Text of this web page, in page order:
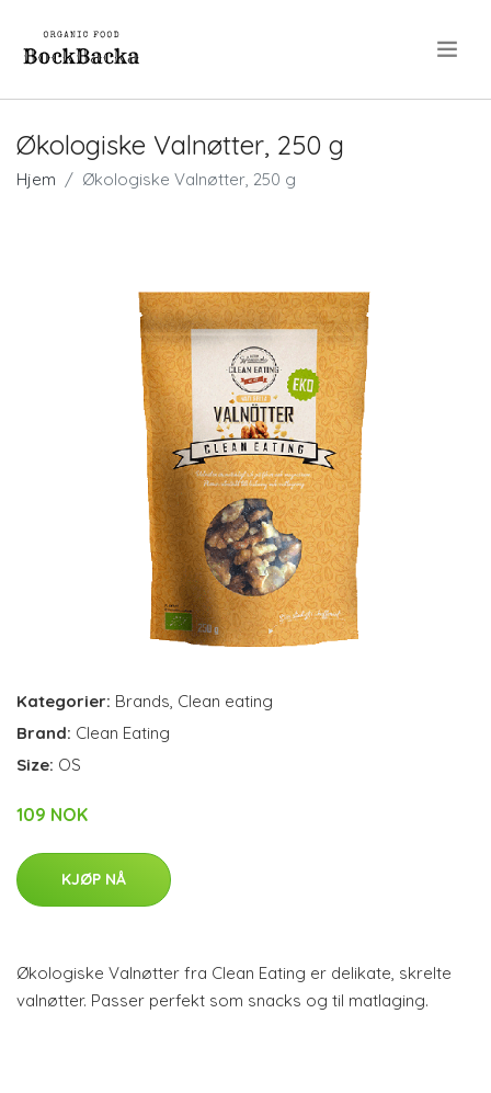
Økologiske Valnøtter, 250 g
Hjem Økologiske Valnøtter, 250 g
Kategorier: Brands, Clean eating
Brand: Clean Eating
Size: OS
109 NOK
KJØP NÅ
Økologiske Valnøtter fra Clean Eating er delikate, skrelte
valnøtter. Passer perfekt som snacks og til matlaging.